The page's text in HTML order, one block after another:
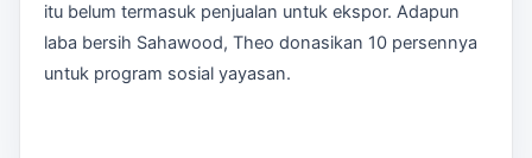
itu belum termasuk penjualan untuk ekspor. Adapun
laba bersih Sahawood, Theo donasikan 10 persennya
untuk program sosial yayasan.